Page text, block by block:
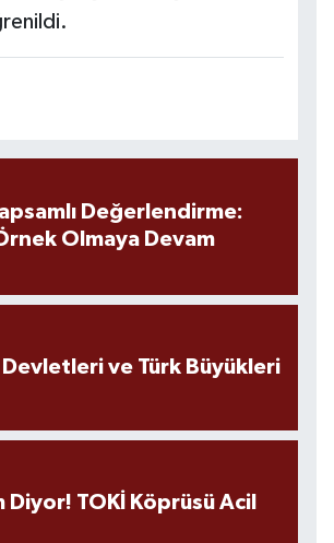
Değerlendirme:
Olmaya Devam
ve Türk Büyükleri
TOKİ Köprüsü Acil